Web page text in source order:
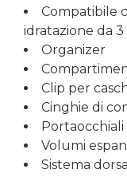
Compatibile
idratazione da 3
Organizer
Clip per
Cinghie di
Portaocchiali
Volumi
Sistema